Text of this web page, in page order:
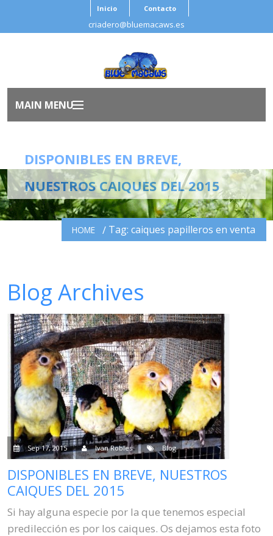
Inicio Contacto
criadero@bluemacaws.es
MAIN MENU
Nosotros
Aves
Antes de Adoptar
Venta
Contacto
Blog
DISPONIBLES EN BREVE,
NUESTROS CAIQUES DEL 2015
HOME Tag: caiques papilleros en venta
Blog Archives
Sep 17, 2015 Ivan Robles Blog
DISPONIBLES EN BREVE, NUESTROS
CAIQUES DEL 2015
Si hay alguna especie por la que tenemos especial
predilección es por los caiques. Os dejamos esta foto